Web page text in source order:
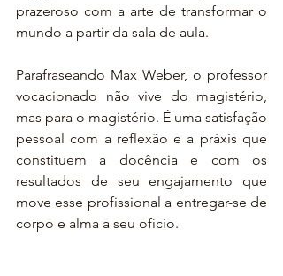
prazeroso com a arte de transformar o
mundo a partir da sala de aula.
Parafraseando Max Weber, o professor
vocacionado não vive do magistério,
mas para o magistério. É uma satisfação
pessoal com a reflexão e a práxis que
constituem a docência e com os
resultados de seu engajamento que
move esse profissional a entregar-se de
corpo e alma a seu ofício.